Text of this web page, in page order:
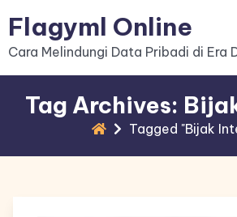
to
content
Flagyml Online
Cara Melindungi Data Pribadi di Era
Tag Archives:
Tagged "Bijak